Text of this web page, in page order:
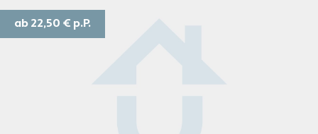
ab 22,50 € p.P.